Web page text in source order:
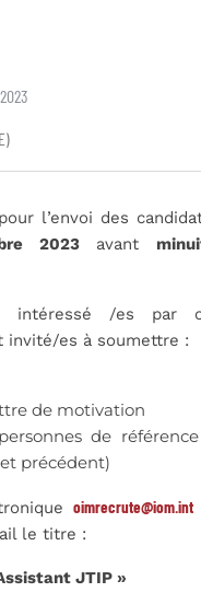
l’envoi des
2023avant
intéressé /es par
invité/es à soumettre :
de motivation
de
précédent)
oimrecrute@iom.int
le titre :
JTIP »